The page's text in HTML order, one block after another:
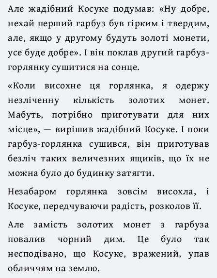
Але жадібний Косуке подумав: «Ну добре,
нехай перший гарбуз був гірким і твердим,
але, якщо у другому будуть золоті монети,
усе буде добре». І він поклав другий гарбуз-
горлянку сушитися на сонце.
«Коли висохне ця горлянка, я одержу
незліченну кількість золотих монет.
Мабуть, потрібно приготувати для них
місце», — вирішив жадібний Косуке. І поки
гарбуз-горлянка сушився, він приготував
безліч таких величезних ящиків, що їх не
можна було до будинку затягти.
Незабаром горлянка зовсім висохла, і
Косуке, передчуваючи радість, розколов її.
Але замість золотих монет з гарбуза
повалив чорний дим. Це було так
несподівано, що Косуке, вражений, упав
обличчям на землю.